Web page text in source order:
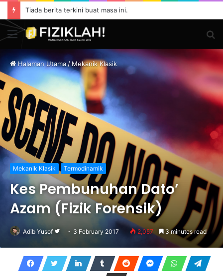
Tiada berita terkini buat masa ini.
Menu
Halaman Utama / Mekanik Klasik
Mekanik Klasik Termodinamik
Kes Pembunuhan Dato’
Azam (Fizik Forensik)
Adib Yusof
Follow
Twitter
3 February 2017 2,057 3 minutes read